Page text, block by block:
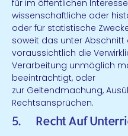
für im öffentlichen
wissenschaftliche oder
oder für statistische
soweit das unter
voraussichtlich die
Verarbeitung unmöglich
beeinträchtigt, oder
zur Geltendmachung,
Rechtsansprüchen.
5. Recht Auf